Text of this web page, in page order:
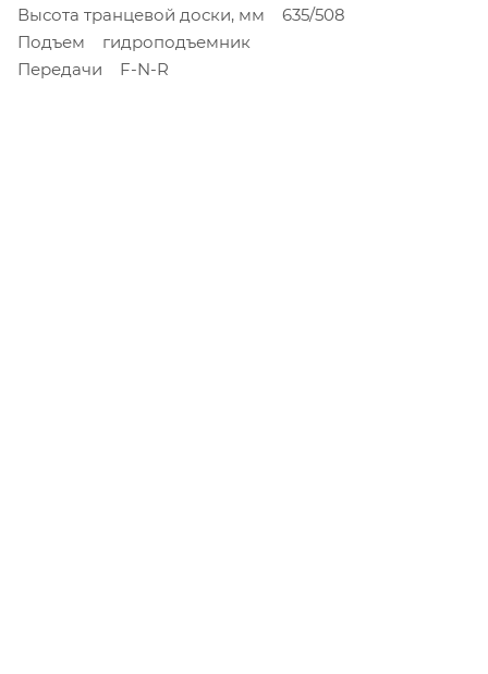
Высота транцевой доски, мм 635/508
Подъем гидроподъемник
Передачи F-N-R